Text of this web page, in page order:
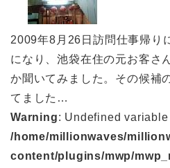
2009年8月26日訪問仕事帰り
になり、池袋在住の元お客さ
か聞いてみました。その候補
てました…
Warning: Undefined
/home/millionwaves/
content/plugins/mwp/